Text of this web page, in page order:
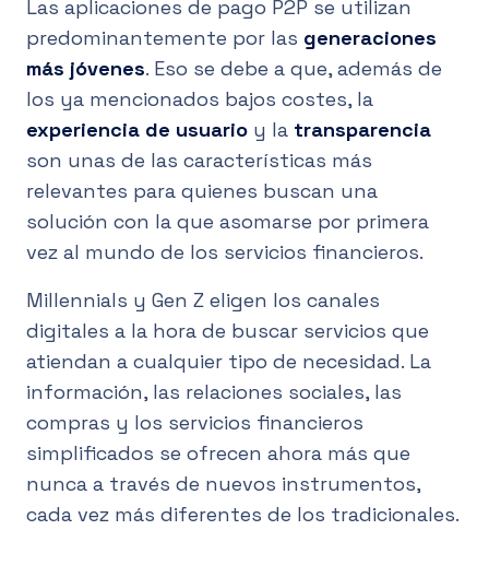
Las aplicaciones de pago P2P se utilizan
predominantemente por las generaciones
más jóvenes. Eso se debe a que, además de
los ya mencionados bajos costes, la
experiencia de usuario y la transparencia
son unas de las características más
relevantes para quienes buscan una
solución con la que asomarse por primera
vez al mundo de los servicios financieros.
Millennials y Gen Z eligen los canales
digitales a la hora de buscar servicios que
atiendan a cualquier tipo de necesidad. La
información, las relaciones sociales, las
compras y los servicios financieros
simplificados se ofrecen ahora más que
nunca a través de nuevos instrumentos,
cada vez más diferentes de los tradicionales.